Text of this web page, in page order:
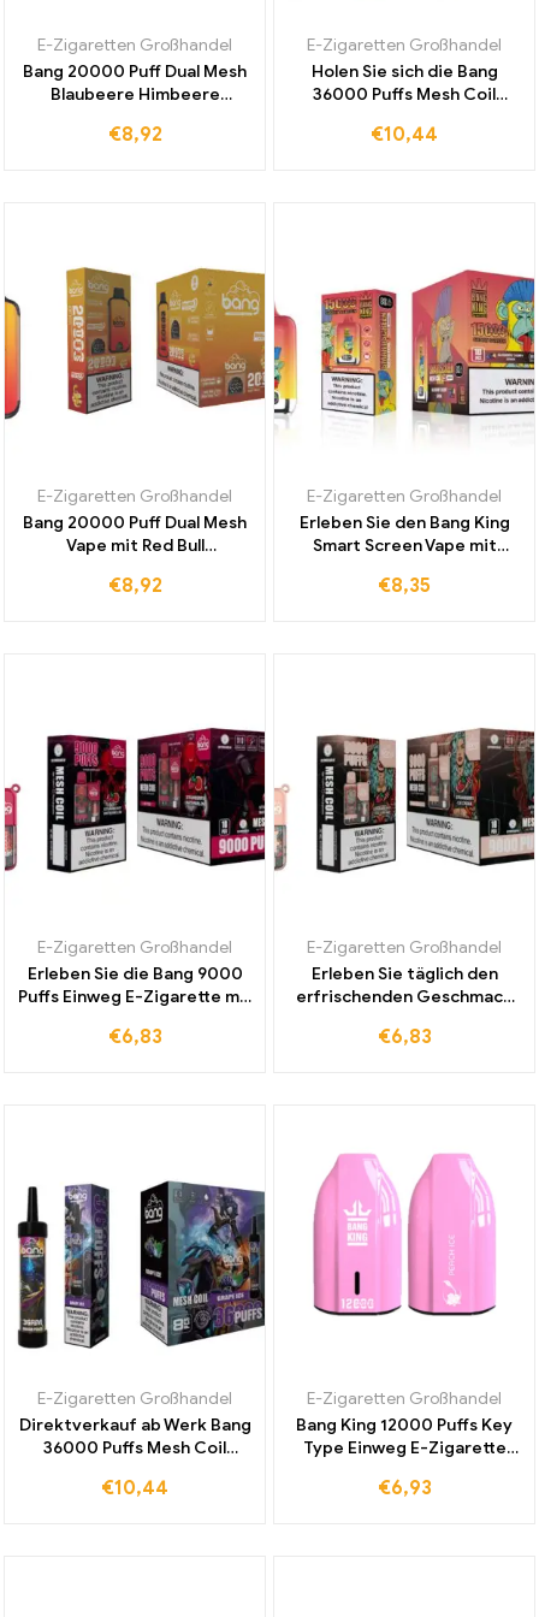
E-Zigaretten Großhandel
Bang 20000 Puff Dual Mesh
Blaubeere Himbeere
mit bis zu 20000 Zügen für
€8,92
E-Zigaretten Großhandel
Holen Sie sich die Bang
36000 Puffs Mesh Coil
Double Apples zu einem
€10,44
E-Zigaretten Großhandel
Bang 20000 Puff Dual Mesh
Vape mit Red Bull
langlebige Batterie jetzt zu
€8,92
E-Zigaretten Großhandel
Erleben Sie den Bang King
Smart Screen Vape mit
Cherry Lemon und
€8,35
E-Zigaretten Großhandel
Erleben Sie die Bang 9000
Puffs Einweg E-Zigarette mit
9000 Züge voller intensiver
€6,83
E-Zigaretten Großhandel
Erleben Sie täglich den
erfrischenden Geschmack
E-Zigarette mit Strawberry
€6,83
E-Zigaretten Großhandel
Direktverkauf ab Werk Bang
36000 Puffs Mesh Coil
Ice für intensiven
€10,44
E-Zigaretten Großhandel
Bang King 12000 Puffs Key
Type Einweg E-Zigarette
Frische Jetzt im Duty-Free
€6,93